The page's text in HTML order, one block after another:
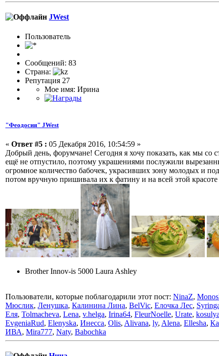
JWest
Пользовaтeль
Сообщений: 83
Страна:
Репутация 27
Мое имя: Ирина
"Феодосия" JWest
« Ответ #5 : 05 Декабря 2016, 10:54:59 »
Добрый день, форумчане! Сегодня я хочу показать, как мы со
ещё не отпустило, поэтому украшениями послужили
огромное количество бабочек, украсивших зону молодых и
потом вручную пришивала их к фатину и на всей этой
Brother Innov-is 5000 Laura Ashley
Пользователи, которые поблагодарили этот пост: NinaZ,
Мюслик, Ленушка, Калинина Лина, BelVic, Елочка Лес,
Еля, Tolmacheva, Lena, v.helga, Irina64, FleurNoelle, Urate,
EvgeniaRud, Elenyska, Инесса, Olis, Alivana, ly, Alena, Ellesha,
ИВА, Mira777, Naty, Babochka